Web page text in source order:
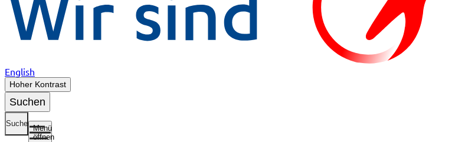
English
Hoher Kontrast
Suchen
Suche
Menü
öffnen